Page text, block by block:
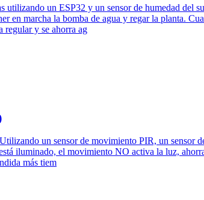
utilizando un ESP32 y un sensor de humedad del
en marcha la bomba de agua y regar la planta.
regular y se ahorra ag
un sensor de movimiento PIR, un
iluminado, el movimiento NO activa la luz,
más tiem